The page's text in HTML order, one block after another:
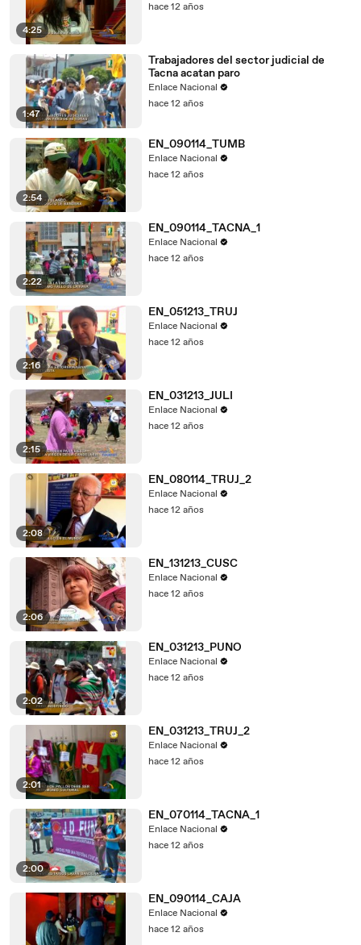
4:25
hace 12 años
1:47
Trabajadores del sector judicial de
Tacna acatan paro
Enlace Nacional
hace 12 años
2:54
EN_090114_TUMB
Enlace Nacional
hace 12 años
2:22
EN_090114_TACNA_1
Enlace Nacional
hace 12 años
2:16
EN_051213_TRUJ
Enlace Nacional
hace 12 años
2:15
EN_031213_JULI
Enlace Nacional
hace 12 años
2:08
EN_080114_TRUJ_2
Enlace Nacional
hace 12 años
2:06
EN_131213_CUSC
Enlace Nacional
hace 12 años
2:02
EN_031213_PUNO
Enlace Nacional
hace 12 años
2:01
EN_031213_TRUJ_2
Enlace Nacional
hace 12 años
2:00
EN_070114_TACNA_1
Enlace Nacional
hace 12 años
EN_090114_CAJA
Enlace Nacional
hace 12 años